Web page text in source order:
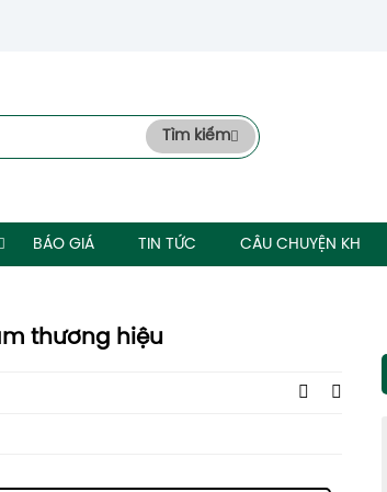
Tìm kiếm
BÁO GIÁ TIN TỨC CÂU CHUYỆN KH
thương hiệu